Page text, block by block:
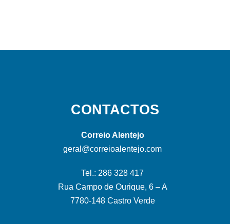
CONTACTOS
Correio Alentejo
geral@correioalentejo.com
Tel.: 286 328 417
Rua Campo de Ourique, 6 – A
7780-148 Castro Verde